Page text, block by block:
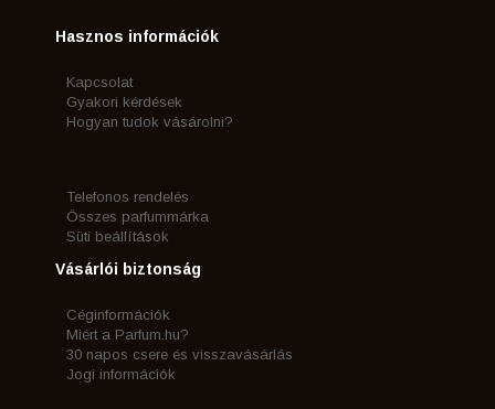
Hasznos információk
Kapcsolat
Gyakori kérdések
Hogyan tudok vásárolni?
Telefonos rendelés
Összes parfummárka
Süti beállítások
Vásárlói biztonság
Céginformációk
Miért a Parfum.hu?
30 napos csere és visszavásárlás
Jogi információk